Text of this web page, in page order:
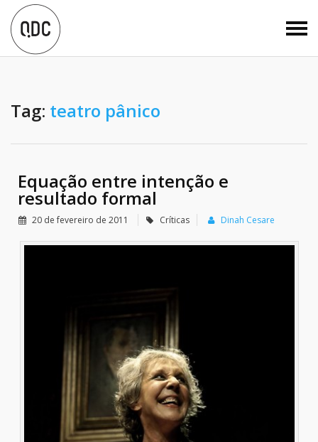
Tag: teatro pânico
Equação entre intenção e
resultado formal
20 de fevereiro de 2011 Críticas Dinah Cesare